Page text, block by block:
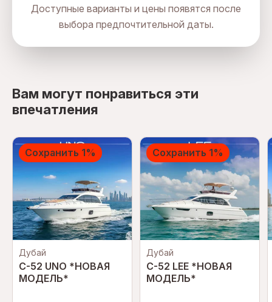
Доступные варианты и цены появятся после
выбора предпочтительной даты.
Вам могут понравиться эти
впечатления
Дубай
C-52 UNO *НОВАЯ
МОДЕЛЬ*
Сохранить 1%
Дубай
C-52 LEE *НОВАЯ
МОДЕЛЬ*
Сохранить 1%